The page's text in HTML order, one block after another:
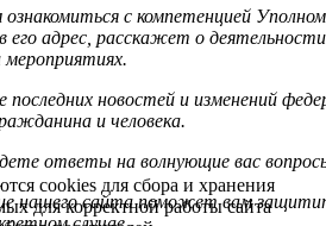
с компетенцией
адрес, расскажет о
последних новостей и изменений
и человека.
ответы на волнующие вас
нашего сайта поможет вам
cookies для сбора и хранения
для корректной работы сайта